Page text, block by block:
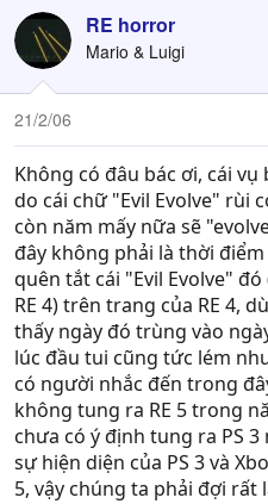
RE horror
Mario & Luigi
21/2/06
Không có đâu bác ơi, cái
do cái chữ "Evil Evolve" rùi
còn năm mấy nữa sẽ
đây không phải là thời
quên tắt cái "Evil Evolve"
RE 4) trên trang của RE 4,
thấy ngày đó trùng vào
lúc đầu tui cũng tức lém
có người nhắc đến trong
không tung ra RE 5 trong
chưa có ý định tung ra PS
sự hiện diện của PS 3 và
5, vậy chúng ta phải đợi rất